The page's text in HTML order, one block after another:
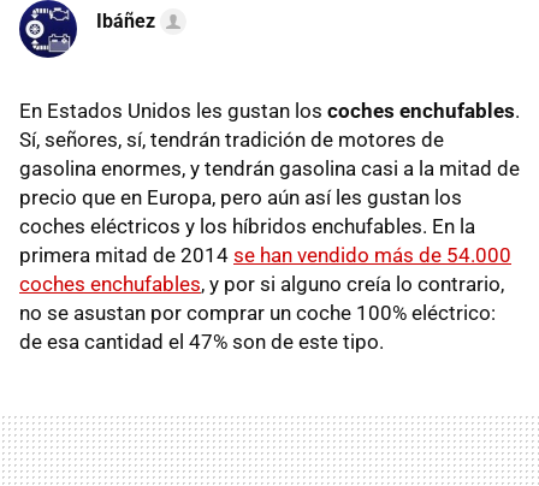
Ibáñez
En Estados Unidos les gustan los coches enchufables.
Sí, señores, sí, tendrán tradición de motores de
gasolina enormes, y tendrán gasolina casi a la mitad de
precio que en Europa, pero aún así les gustan los
coches eléctricos y los híbridos enchufables. En la
primera mitad de 2014 se han vendido más de 54.000
coches enchufables, y por si alguno creía lo contrario,
no se asustan por comprar un coche 100% eléctrico:
de esa cantidad el 47% son de este tipo.